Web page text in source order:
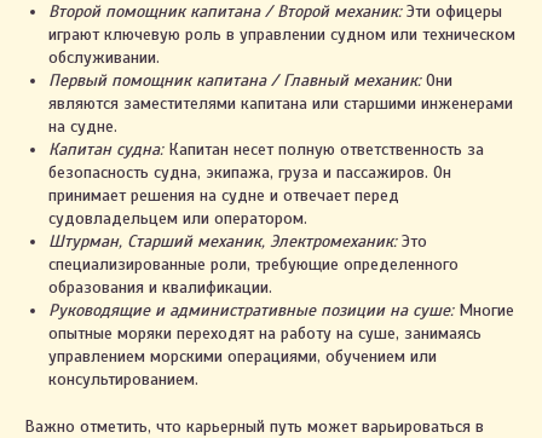
Второй помощник капитана / Второй механик:Эти офицеры
играют ключевую роль в управлении судном или техническом
обслуживании.
Первый помощник капитана / Главный механик:Они
являются заместителями капитана или старшими инженерами
на судне.
Капитан судна:Капитан несет полную ответственность за
безопасность судна, экипажа, груза и пассажиров. Он
принимает решения на судне и отвечает перед
судовладельцем или оператором.
Штурман, Старший механик, Электромеханик:Это
специализированные роли, требующие определенного
образования и квалификации.
Руководящие и административные позиции на суше:Многие
опытные моряки переходят на работу на суше, занимаясь
управлением морскими операциями, обучением или
консультированием.
Важно отметить, что карьерный путь может варьироваться в